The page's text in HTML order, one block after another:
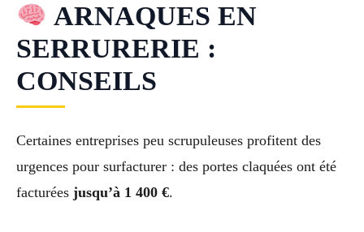
ARNAQUES EN
SERRURERIE :
CONSEILS
Certaines entreprises peu scrupuleuses profitent des
urgences pour surfacturer : des portes claquées ont été
facturées jusqu’à 1 400 €.